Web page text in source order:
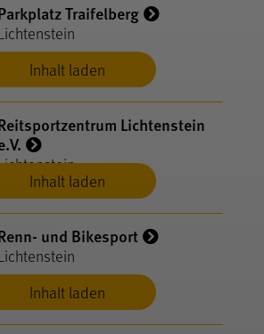
Inhalt laden
Traifelberg
Inhalt laden
Lichtenstein
Inhalt laden
und Bikesport